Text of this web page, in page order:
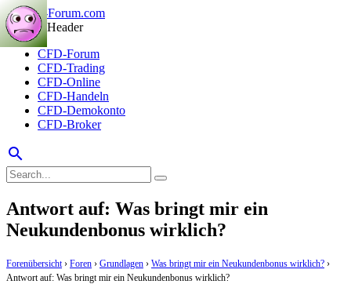
CFD-Forum
CFD-Trading
CFD-Online
CFD-Handeln
CFD-Demokonto
CFD-Broker
search
Antwort auf: Was bringt mir ein
Neukundenbonus wirklich?
Forenübersicht › Foren › Grundlagen › Was bringt mir ein Neukundenbonus wirklich? ›
Antwort auf: Was bringt mir ein Neukundenbonus wirklich?